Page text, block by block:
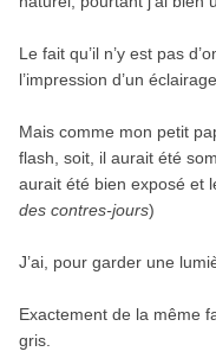
Le fait qu’il n’y est pas
l’impression d’un
Mais comme mon petit
flash, soit, il aurait été
aurait été bien exposé et
des contres-jours)
J’ai, pour garder une
Exactement de la même
gris.